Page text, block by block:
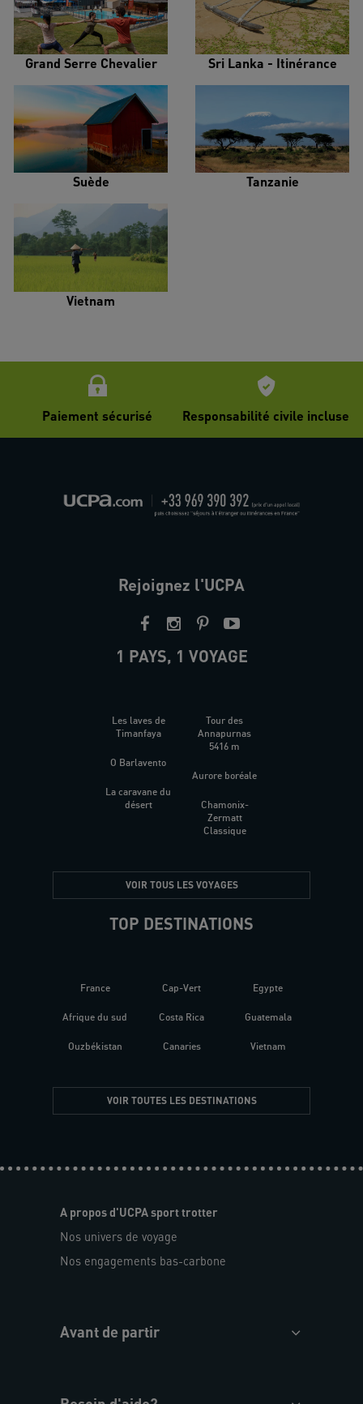
Grand Serre Chevalier Sri Lanka - Itinérance
Suède Tanzanie
Vietnam
Paiement sécurisé Responsabilité civile incluse
Rejoignez l'UCPA
1 PAYS, 1 VOYAGE
Les laves de
Timanfaya
O Barlavento
La caravane du
désert
Tour des
Annapurnas
5416 m
Aurore boréale
Chamonix-
Zermatt
Classique
VOIR TOUS LES VOYAGES
TOP DESTINATIONS
France
Afrique du sud
Ouzbékistan
Cap-Vert
Costa Rica
Canaries
Egypte
Guatemala
Vietnam
VOIR TOUTES LES DESTINATIONS
A propos d'UCPA sport trotter
Nos univers de voyage
Nos engagements bas-carbone
Avant de partir